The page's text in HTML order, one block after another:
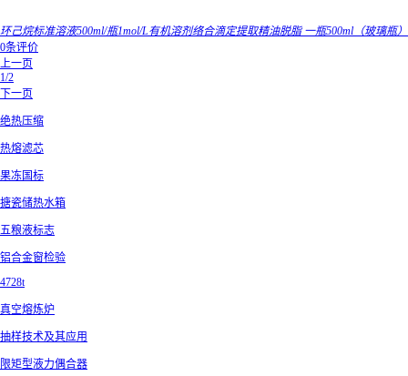
环己烷标准溶液500ml/瓶1mol/L有机溶剂络合滴定提取精油脱脂 一瓶500ml（玻璃瓶）
0条评价
上一页
1/2
下一页
绝热压缩
热熔滤芯
果冻国标
搪瓷储热水箱
五粮液标志
铝合金窗检验
4728t
真空熔炼炉
抽样技术及其应用
限矩型液力偶合器